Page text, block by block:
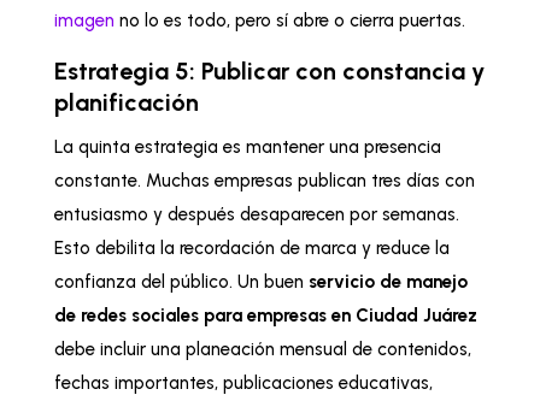
imagen no lo es todo, pero sí abre o cierra puertas.
Estrategia 5: Publicar con constancia y
planificación
La quinta estrategia es mantener una presencia
constante. Muchas empresas publican tres días con
entusiasmo y después desaparecen por semanas.
Esto debilita la recordación de marca y reduce la
confianza del público. Un buen servicio de manejo
de redes sociales para empresas en Ciudad Juárez
debe incluir una planeación mensual de contenidos,
fechas importantes, publicaciones educativas,